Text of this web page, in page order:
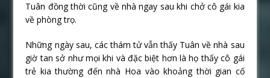
Tuân đồng thời cũng về nhà ngay sau khi chở cô gái kia
về phòng trọ.
Những ngày sau, các thám tử vẫn thấy Tuân về nhà sau
giờ tan sở như mọi khi và đặc biệt hơn là họ thấy cô gái
trẻ kia thường đến nhà Hoa vào khoảng thời gian cố